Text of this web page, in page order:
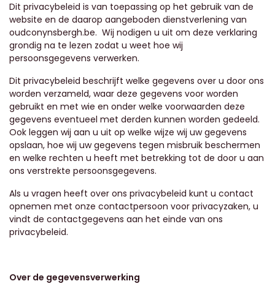
Dit privacybeleid is van toepassing op het gebruik van de
website en de daarop aangeboden dienstverlening van
oudconynsbergh.be. Wij nodigen u uit om deze verklaring
grondig na te lezen zodat u weet hoe wij
persoonsgegevens verwerken.
Dit privacybeleid beschrijft welke gegevens over u door ons
worden verzameld, waar deze gegevens voor worden
gebruikt en met wie en onder welke voorwaarden deze
gegevens eventueel met derden kunnen worden gedeeld.
Ook leggen wij aan u uit op welke wijze wij uw gegevens
opslaan, hoe wij uw gegevens tegen misbruik beschermen
en welke rechten u heeft met betrekking tot de door u aan
ons verstrekte persoonsgegevens.
Als u vragen heeft over ons privacybeleid kunt u contact
opnemen met onze contactpersoon voor privacyzaken, u
vindt de contactgegevens aan het einde van ons
privacybeleid.
Over de gegevensverwerking